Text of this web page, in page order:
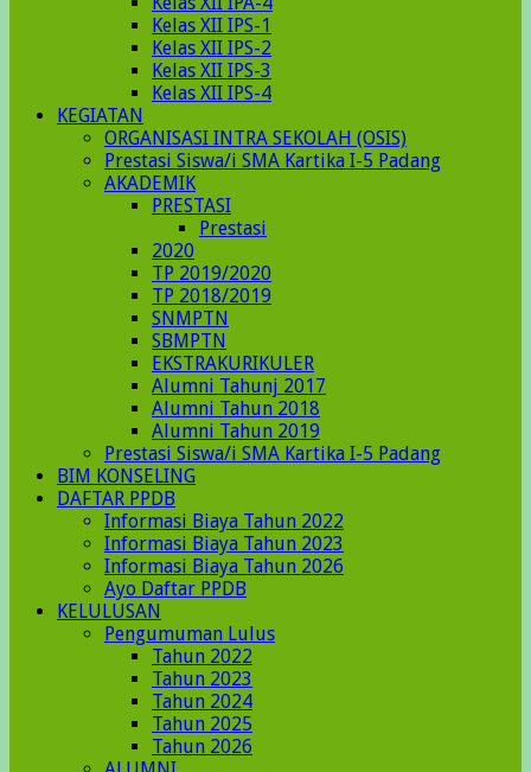
Kelas XII IPS-1
Kelas XII IPS-2
Kelas XII IPS-3
Kelas XII IPS-4
KEGIATAN
ORGANISASI INTRA SEKOLAH (OSIS)
Prestasi Siswa/i SMA Kartika I-5 Padang
AKADEMIK
PRESTASI
Prestasi
2020
TP 2019/2020
TP 2018/2019
SNMPTN
SBMPTN
EKSTRAKURIKULER
Alumni Tahunj 2017
Alumni Tahun 2018
Alumni Tahun 2019
Prestasi Siswa/i SMA Kartika I-5 Padang
BIM KONSELING
DAFTAR PPDB
Informasi Biaya Tahun 2022
Informasi Biaya Tahun 2023
Informasi Biaya Tahun 2026
Ayo Daftar PPDB
KELULUSAN
Pengumuman Lulus
Tahun 2022
Tahun 2023
Tahun 2024
Tahun 2025
Tahun 2026